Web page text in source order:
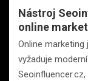
Nástroj
online
Online
vyžaduje